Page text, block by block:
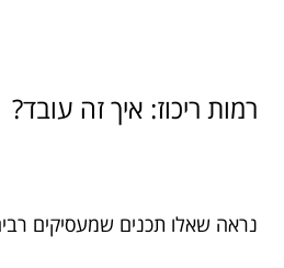
רמות ריכוז: איך זה עובד?
נראה שאלו תכנים שמעסיקים